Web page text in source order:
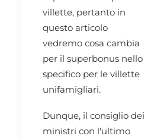
villette, pertanto in
questo articolo
vedremo cosa cambia
per il superbonus nello
specifico per le villette
unifamigliari.
Dunque, il consiglio dei
ministri con l'ultimo